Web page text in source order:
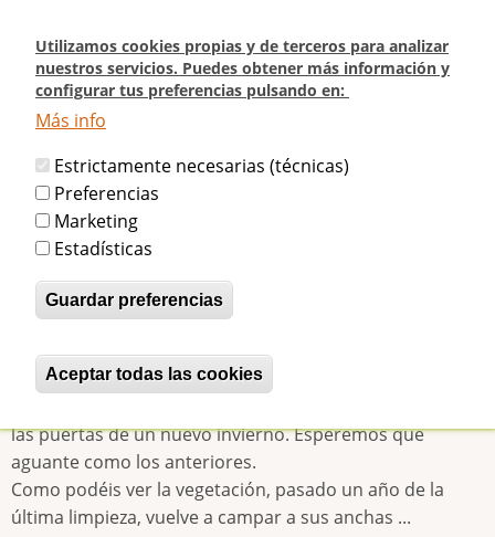
Utilizamos cookies propias y de terceros para analizar
nuestros servicios. Puedes obtener más información y
configurar tus preferencias pulsando en:
Más info
Estrictamente necesarias (técnicas)
Preferencias
Marketing
Estadísticas
Guardar preferencias
Aceptar todas las cookies
Revocar consentimiento
contenido
principal
Inicio La vegetación crece de nuevo en el Beti-Jai
La vegetación crece de nuevo en el
Beti-Jai
betijaimadrid
Dom, 20/11/2011 - 18:54
Esta semana hemos vuelto a revisar el estado actual del
Beti-Jai. No ha habido grandes sorpresas. Tal y como
las puertas de un nuevo invierno. Esperemos que
aguante como los anteriores.
Como podéis ver la vegetación, pasado un año de la
última limpieza, vuelve a campar a sus anchas ...